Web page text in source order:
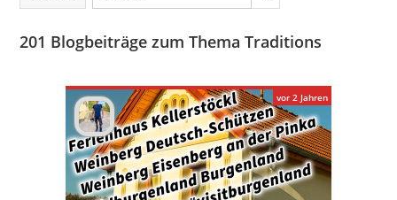
201 Blogbeiträge zum Thema Traditions
vor 2 Jahren